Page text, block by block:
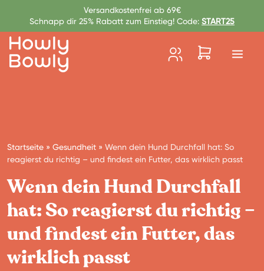
Zum Inhalt springenVersandkostenfrei ab 69€
Schnapp dir 25% Rabatt zum Einstieg! Code: START25
Startseite » Gesundheit » Wenn dein Hund Durchfall hat: So
reagierst du richtig – und findest ein Futter, das wirklich passt
Wenn dein Hund Durchfall
hat: So reagierst du richtig –
und findest ein Futter, das
wirklich passt